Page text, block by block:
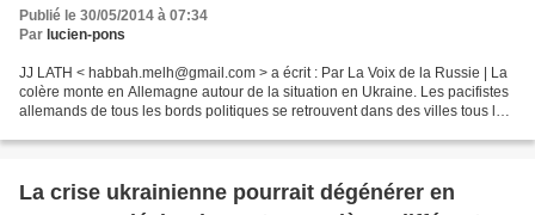
Publié le 30/05/2014 à 07:34
Par lucien-pons
JJ LATH < habbah.melh@gmail.com > a écrit : Par La Voix de la Russie | La
colère monte en Allemagne autour de la situation en Ukraine. Les pacifistes
allemands de tous les bords politiques se retrouvent dans des villes tous les
La crise ukrainienne pourrait dégénérer en